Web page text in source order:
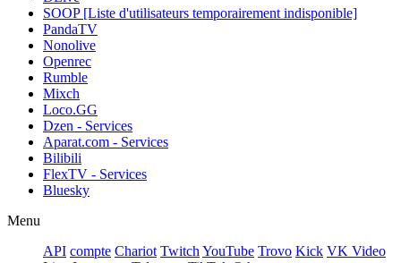
SOOP [Liste d'utilisateurs temporairement indisponible]
PandaTV
Nonolive
Openrec
Rumble
Mixch
Loco.GG
Dzen - Services
Aparat.com - Services
Bilibili
FlexTV - Services
Bluesky
Menu
API compte Chariot Twitch YouTube Trovo Kick VK Video